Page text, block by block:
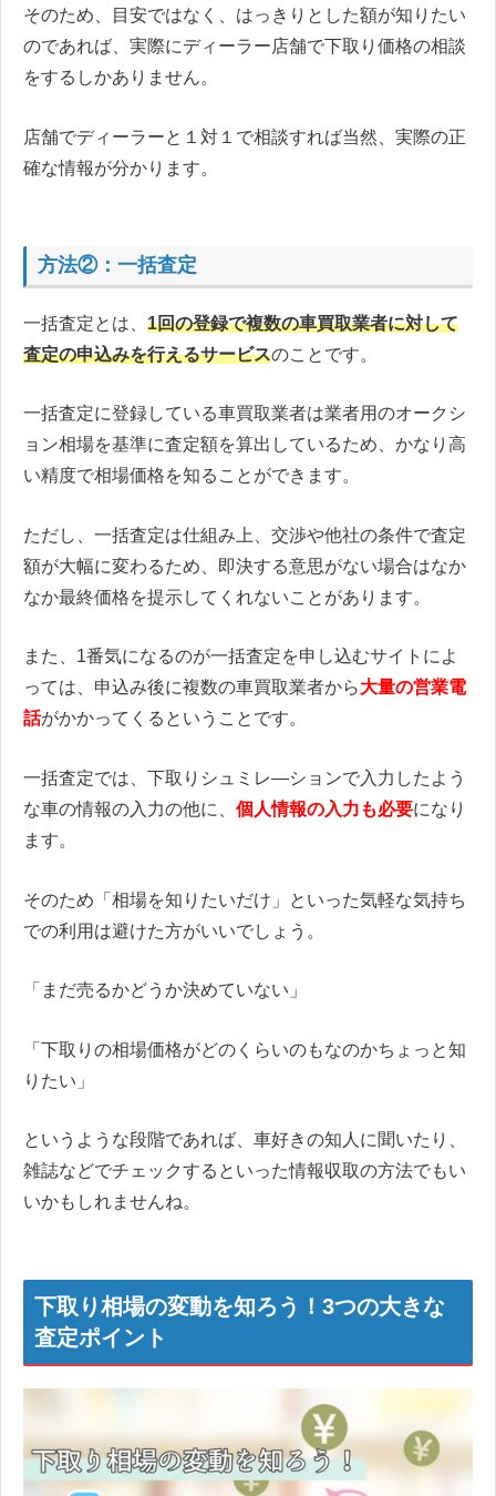
そのため、目安ではなく、はっきりとした額が知りたい
のであれば、実際にディーラー店舗で下取り価格の相談
をするしかありません。
店舗でディーラーと１対１で相談すれば当然、実際の正
確な情報が分かります。
方法②：一括査定
一括査定とは、 1回の登録で複数の車買取業者に対して
査定の申込みを行えるサービスのことです。
一括査定に登録している車買取業者は業者用のオークシ
ョン相場を基準に査定額を算出しているため、かなり高
い精度で相場価格を知ることができます。
ただし、一括査定は仕組み上、交渉や他社の条件で査定
額が大幅に変わるため、即決する意思がない場合はなか
なか最終価格を提示してくれないことがあります。
また、1番気になるのが一括査定を申し込むサイトによ
っては、申込み後に複数の車買取業者から大量の営業電
話がかかってくるということです。
一括査定では、下取りシュミレ―ションで入力したよう
な車の情報の入力の他に、 個人情報の入力も必要になり
ます。
そのため「相場を知りたいだけ」といった気軽な気持ち
での利用は避けた方がいいでしょう。
「まだ売るかどうか決めていない」
「下取りの相場価格がどのくらいのもなのかちょっと知
りたい」
というような段階であれば、車好きの知人に聞いたり、
雑誌などでチェックするといった情報収取の方法でもい
いかもしれませんね。
下取り相場の変動を知ろう！3つの大きな
査定ポイント